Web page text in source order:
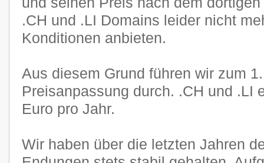
.CH und .LI Domains leider nicht
Konditionen anbieten.
Aus diesem Grund führen wir zum
Preisanpassung durch. .CH und .LI
Euro pro Jahr.
Wir haben über die letzten Jahren